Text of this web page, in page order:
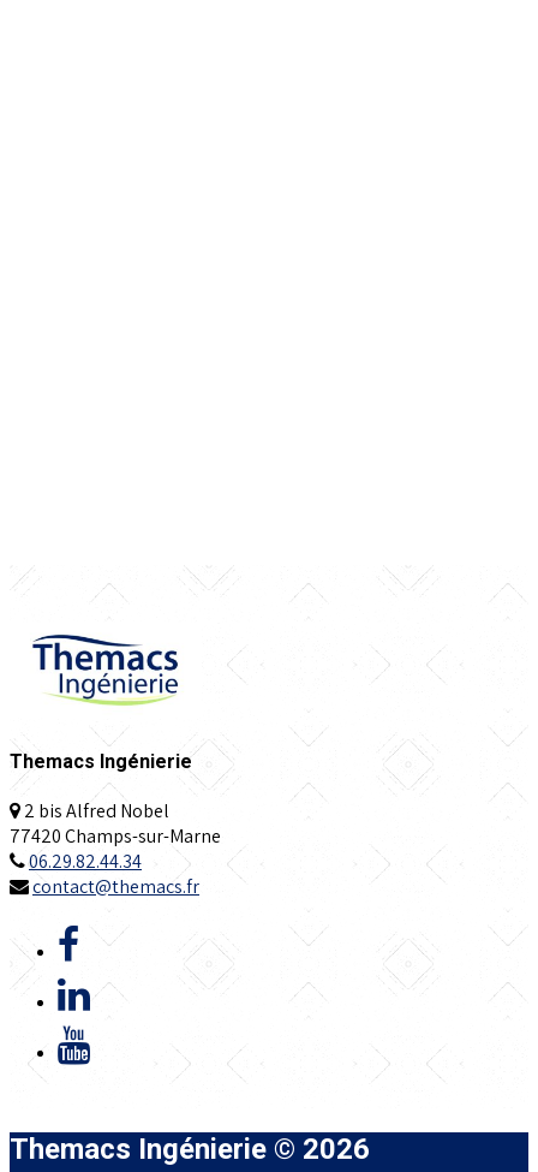
Themacs Ingénierie
2 bis Alfred Nobel
77420 Champs-sur-Marne
06.29.82.44.34
contact@themacs.fr
Themacs Ingénierie © 2026